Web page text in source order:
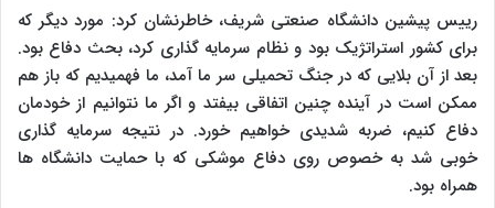
رییس پیشین دانشگاه صنعتی شریف، خاطرنشان کرد: مورد دیگر که
برای کشور استراتژیک بود و نظام سرمایه گذاری کرد، بحث دفاع بود.
بعد از آن بلایی که در جنگ تحمیلی سر ما آمد، ما فهمیدیم که باز هم
ممکن است در آینده چنین اتفاقی بیفتد و اگر ما نتوانیم از خودمان
دفاع کنیم، ضربه شدیدی خواهیم خورد. در نتیجه سرمایه گذاری
خوبی شد به خصوص روی دفاع موشکی که با حمایت دانشگاه ها
همراه بود.